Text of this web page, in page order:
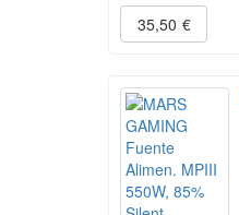
35,50 €